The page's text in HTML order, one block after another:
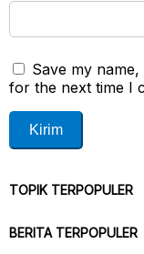
Save my
for the next time I
TOPIK TERPOPULER
BERITA TERPOPULER